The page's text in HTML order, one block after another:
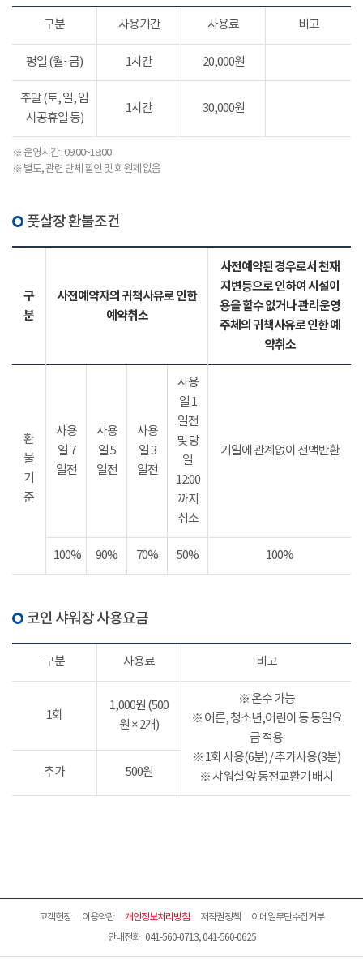
구분 사용기간 사용료 비고
평일 (월~금) 1시간 20,000원
주말 (토, 일, 임
시공휴일 등)
1시간 30,000원
※ 운영시간 : 09:00~18:00
※ 별도, 관련 단체 할인 및 회원제 없음
풋살장 환불조건
구
분
사전예약자의 귀책사유로 인한
예약취소
사전예약된 경우로서 천재
지변등으로 인하여 시설이
용을 할수 없거나 관리운영
주체의 귀책사유로 인한 예
약취소
환
불
기
준
사용
일 7
일전
사용
일 5
일전
사용
일 3
일전
사용
일 1
일전
및 당
일
12:00
까지
취소
기일에 관계없이 전액반환
100% 90% 70% 50% 100%
코인 샤워장 사용요금
구분 사용료 비고
1회
1,000원 (500
원 × 2개)
※ 온수 가능
※ 어른, 청소년,어린이 등 동일요
금 적용
※ 1회 사용(6분) / 추가사용(3분)
※ 샤워실 앞 동전교환기 배치
추가 500원
고객헌장 이용약관 개인정보처리방침 저작권정책
이메일무단수집거부
안내전화 041-560-0713, 041-560-0625